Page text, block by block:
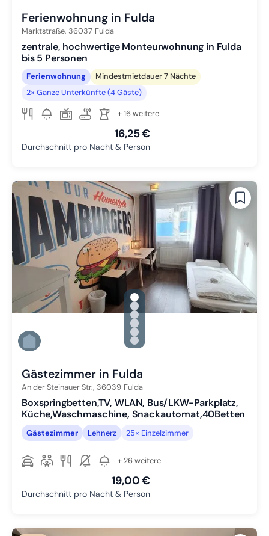
Ferienwohnung in Fulda
Marktstraße, 36037 Fulda
zentrale, hochwertige Monteurwohnung in Fulda
bis 5 Personen
Ferienwohnung
Mindestmietdauer 7 Nächte
2× Ganze Unterkünfte (4 Gäste)
+ 16 weitere
16,25 €
Durchschnitt pro Nacht & Person
gallery.slide_selector
Zu Slide 1 wechseln
Zu Slide 2 wechseln
Zu Slide 3 wechseln
Zu Slide 4 wechseln
Zu Slide 5 wechseln
Zu Slide 6 wechseln
Gästezimmer in Fulda
An der Steinauer Str., 36039 Fulda
Boxspringbetten,TV, WLAN, Bus/LKW-Parkplatz,
Küche,Waschmaschine, Snackautomat,40Betten
Gästezimmer Lehnerz 25× Einzelzimmer
+ 26 weitere
19,00 €
Durchschnitt pro Nacht & Person